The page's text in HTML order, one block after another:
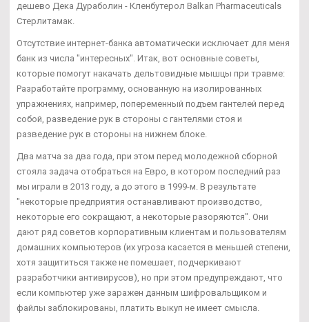
дешево Дека Дураболин - Кленбутерол Balkan Pharmaceuticals
Стерлитамак.
Отсутствие интернет-банка автоматически исключает для меня
банк из числа "интересных". Итак, вот основные советы,
которые помогут накачать дельтовидные мышцы при травме:
Разработайте программу, основанную на изолированных
упражнениях, например, попеременный подъем гантелей перед
собой, разведение рук в стороны с гантелями стоя и
разведение рук в стороны на нижнем блоке.
Два матча за два года, при этом перед молодежной сборной
стояла задача отобраться на Евро, в котором последний раз
мы играли в 2013 году, а до этого в 1999-м. В результате
"некоторые предприятия останавливают производство,
некоторые его сокращают, а некоторые разоряются". Они
дают ряд советов корпоративным клиентам и пользователям
домашних компьютеров (их угроза касается в меньшей степени,
хотя защититься также не помешает, подчеркивают
разработчики антивирусов), но при этом предупреждают, что
если компьютер уже заражен данным шифровальщиком и
файлы заблокированы, платить выкуп не имеет смысла.